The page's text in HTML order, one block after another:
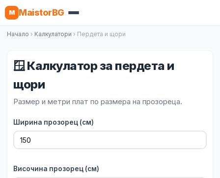
M MaistorBG
Начало › Калкулатори › Пердета и щори
🪟 Калкулатор за пердета и
щори
Размер и метри плат по размера на прозореца.
Ширина прозорец (см)
Височина прозорец (см)